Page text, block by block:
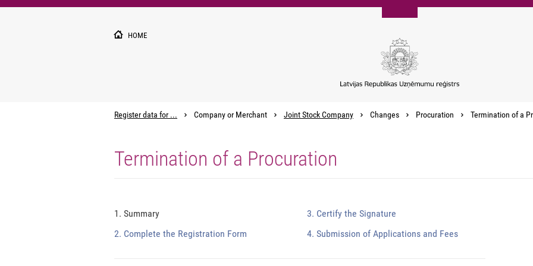
Pārlekt
HOME
Register data for ... Company or Merchant Joint Stock Company Changes Procuration Termination of a
Termination of a Procuration
1. Summary
2. Complete the Registration Form
3. Certify the Signature
4. Submission of Applications and Fees